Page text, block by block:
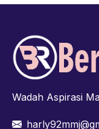
Wadah Aspirasi